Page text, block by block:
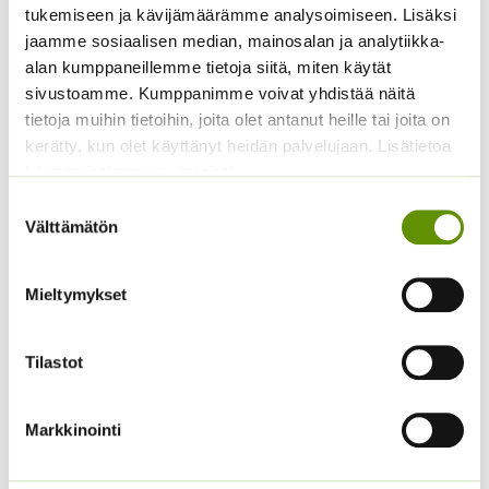
tukemiseen ja kävijämäärämme analysoimiseen. Lisäksi
jaamme sosiaalisen median, mainosalan ja analytiikka-
alan kumppaneillemme tietoja siitä, miten käytät
sivustoamme. Kumppanimme voivat yhdistää näitä
tietoja muihin tietoihin, joita olet antanut heille tai joita on
kerätty, kun olet käyttänyt heidän palvelujaan. Lisätietoa
käyttämistämme evästeistä
valinta
Välttämätön
Mieltymykset
Tilastot
Markkinointi
69,00 €
5,60€
Alkuperäinen
hinta
oli:
5,60 €.
3,90€Nykyinen
hinta
on:
3,90 €.
Sisältää
arvonlisäveron
Pistonimisäle valkoinen
6,70€
17,50 €